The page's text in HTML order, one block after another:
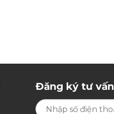
Đăng ký tư vấn